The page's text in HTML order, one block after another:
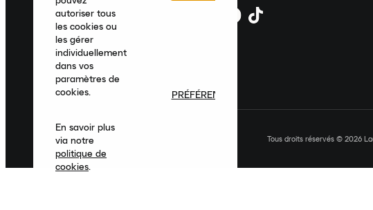
Tous droits réservés © 2026
autoriser tous
les cookies ou
les gérer
individuellement
dans vos
paramètres de
cookies.
En savoir plus
via notre
politique de
cookies.
PRÉFÉRENCES